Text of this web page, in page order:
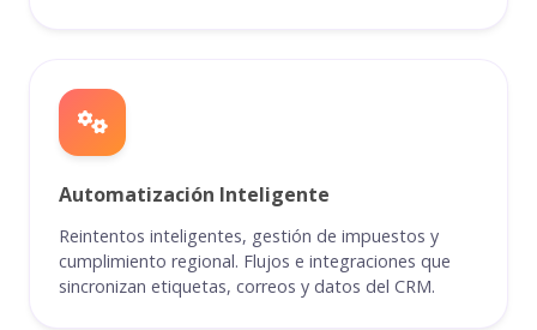
Automatización Inteligente
Reintentos inteligentes, gestión de impuestos y
cumplimiento regional. Flujos e integraciones que
sincronizan etiquetas, correos y datos del CRM.